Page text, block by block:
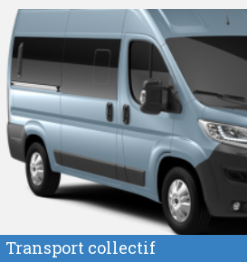
Transport collectif